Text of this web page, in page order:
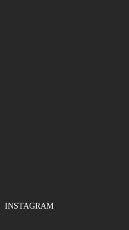
INSTAGRAM